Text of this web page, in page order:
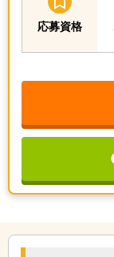
応募資格